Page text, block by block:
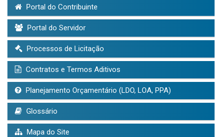
Portal do Contribuinte
Portal do Servidor
Processos de Licitação
Contratos e Termos Aditivos
Planejamento Orçamentário (LDO, LOA, PPA)
Glossário
Mapa do Site